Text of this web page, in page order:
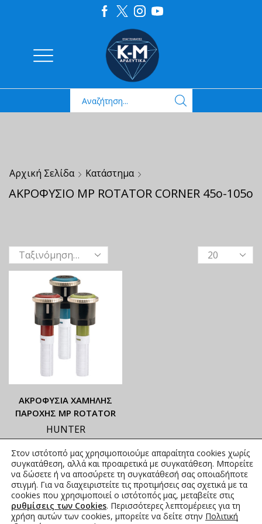
Αρχική Σελίδα Κατάστημα
ΑΚΡΟΦΥΣΙΟ ΜΡ ROTATOR CORNER 45ο-105ο
ΑΚΡΟΦΥΣΙΑ ΧΑΜΗΛΗΣ
ΠΑΡΟΧΗΣ ΜΡ ROTATOR
HUNTER
ΑΝΑΓΡΑΦΟΝΤΑΙ ΣΤΟ
ΑΝΗΡΤΗΜΕΝΟ PDF
19,22€ συμπ. Φ.Π.Α.
Στον ιστότοπό μας χρησιμοποιούμε απαραίτητα cookies χωρίς
συγκατάθεση, αλλά και προαιρετικά με συγκατάθεση. Μπορείτε
να δώσετε ή να αποσύρετε τη συγκατάθεσή σας οποιαδήποτε
στιγμή. Για να διαχειριστείτε τις προτιμήσεις σας σχετικά με τα
cookies που χρησιμοποιεί ο ιστότοπός μας, μεταβείτε στις
ρυθμίσεις των Cookies. Περισσότερες λεπτομέρειες για τη
χρήση αυτών των cookies, μπορείτε να δείτε στην Πολιτική